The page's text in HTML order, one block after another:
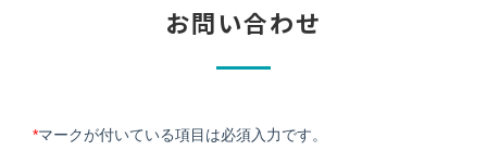
お問い合わせ